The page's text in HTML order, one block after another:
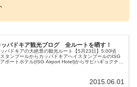
ッパドキア観光ブログ 全ルートを晒す！
パドキアの大絶景の観光ルート【5月23日】5:00頃
タンブールからカッパドキアへイスタンブールのISG
ポートホテル(ISG Airport Hotel)からサビハギョクチェ
2015.06.01